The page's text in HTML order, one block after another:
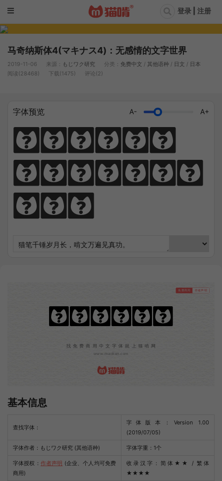
登录 | 注册
马奇纳斯体4(マキナス4)：无感情的文字世界
2019-11-06 来源： もじワク研究 分类： 免费中文 / 其他语种 / 日文 / 日本
阅读(28468)
下载(1475) 评论(2)
字体预览 A- A+
猫笔千锤岁月
长，啃文万遍见
真功。
免费商用 作者声明
马奇纳斯体4
找免费商用中文字体就上猫啃网
www.maoken.com
基本信息
查找字体：
字体版本：Version 1.00
(2019/07/05)
字体作者：もじワク研究 (其他语种) 字体字重：1个
字体授权： 作者声明 (企业、个人均可免费
商用)
收录汉字：简体 ★★
/ 繁体
★★★★